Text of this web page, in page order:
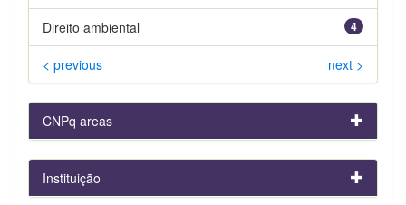
4
Direito ambiental
< previous next >
CNPq areas
Instituição